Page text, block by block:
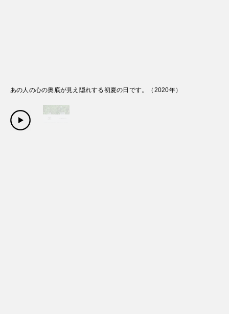
あの人の心の奥底が見え隠れする初夏の日です。 （ 2020年）